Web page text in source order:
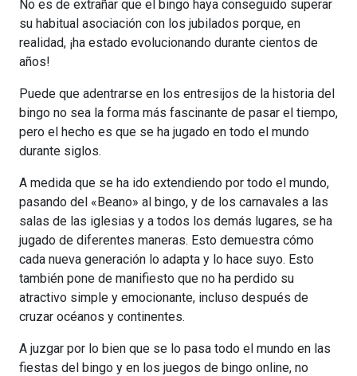
No es de extrañar que el bingo haya conseguido superar
su habitual asociación con los jubilados porque, en
realidad, ¡ha estado evolucionando durante cientos de
años!
Puede que adentrarse en los entresijos de la historia del
bingo no sea la forma más fascinante de pasar el tiempo,
pero el hecho es que se ha jugado en todo el mundo
durante siglos.
A medida que se ha ido extendiendo por todo el mundo,
pasando del «Beano» al bingo, y de los carnavales a las
salas de las iglesias y a todos los demás lugares, se ha
jugado de diferentes maneras. Esto demuestra cómo
cada nueva generación lo adapta y lo hace suyo. Esto
también pone de manifiesto que no ha perdido su
atractivo simple y emocionante, incluso después de
cruzar océanos y continentes.
A juzgar por lo bien que se lo pasa todo el mundo en las
fiestas del bingo y en los juegos de bingo online, no